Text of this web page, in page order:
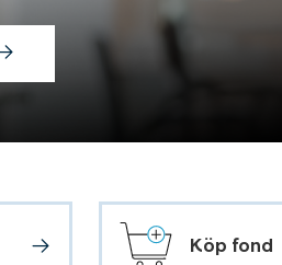
Köp fond